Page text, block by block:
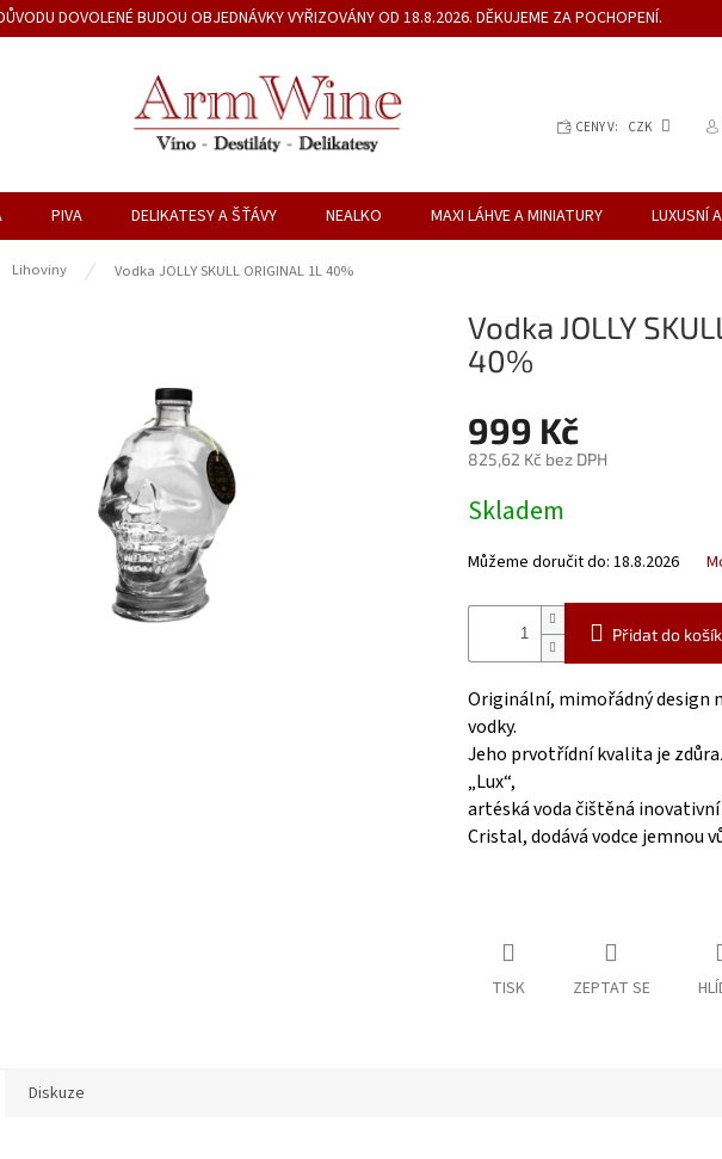
DOVOLENÉ BUDOU OBJEDNÁVKY VYŘIZOVÁNY OD 18.8.2026. DĚKUJEME ZA POCHOPENÍ.
CENY V: CZK
PIVA DELIKATESY A ŠŤÁVY NEALKO MAXI LÁHVE A MINIATURY LUXUSNÍ
Lihoviny Vodka JOLLY SKULL ORIGINAL 1L 40%
Vodka JOLLY
40%
999 Kč
825,62 Kč bez DPH
cena:
Skladem
Můžeme doručit do: 18.8.2026
Přidat do
Originální, mimořádný design
vodky.
Jeho prvotřídní kvalita je
„Lux“,
artéská voda čištěná
Cristal, dodává vodce jemnou
TISK ZEPTAT SE
Diskuze